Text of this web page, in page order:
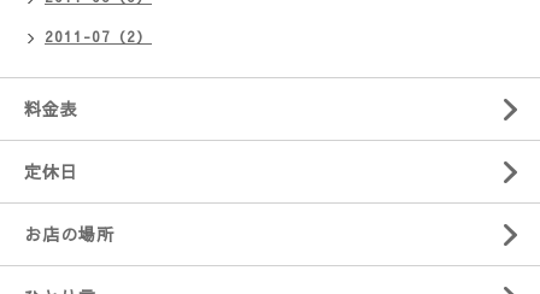
2011-07（2）
料金表
定休日
お店の場所